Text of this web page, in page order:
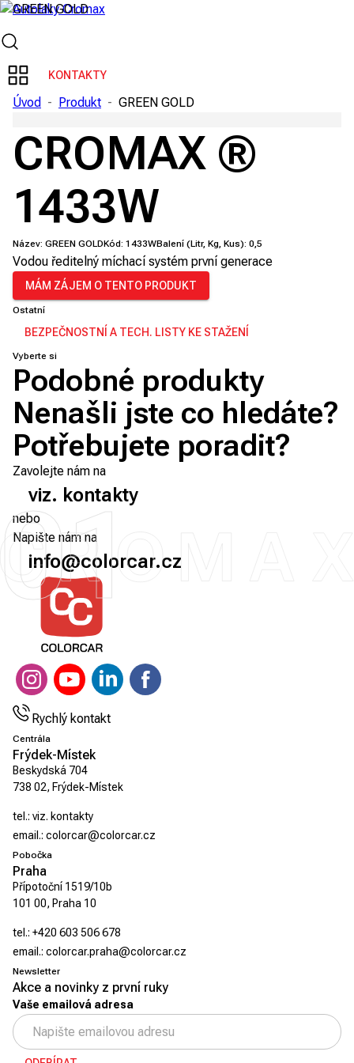
KONTAKTY
Úvod - Produkt - GREEN GOLD
CROMAX ®
1433W
Název: GREEN GOLDKód: 1433WBalení (Litr, Kg, Kus): 0,5
Vodou ředitelný míchací systém první generace
MÁM ZÁJEM O TENTO PRODUKT
Ostatní
BEZPEČNOSTNÍ A TECH. LISTY KE STAŽENÍ
01
Vyberte si
Podobné produkty
Nenašli jste co hledáte?
Potřebujete poradit?
Zavolejte nám na
viz. kontakty
nebo
Napište nám na
info@colorcar.cz
Rychlý kontakt
Centrála
Frýdek-Místek
Beskydská 704
738 02, Frýdek-Místek
tel.: viz. kontakty
email.: colorcar@colorcar.cz
Pobočka
Praha
Přípotoční 1519/10b
101 00, Praha 10
tel.: +420 603 506 678
email.: colorcar.praha@colorcar.cz
Newsletter
Akce a novinky z první ruky
Vaše emailová adresa